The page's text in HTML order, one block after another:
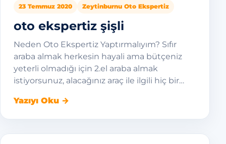
23 Temmuz 2020 Zeytinburnu Oto Ekspertiz
oto ekspertiz şişli
Neden Oto Ekspertiz Yaptırmalıyım? Sıfır
araba almak herkesin hayali ama bütçeniz
yeterli olmadığı için 2.el araba almak
istiyorsunuz, alacağınız araç ile ilgili hiç bir…
Yazıyı Oku →